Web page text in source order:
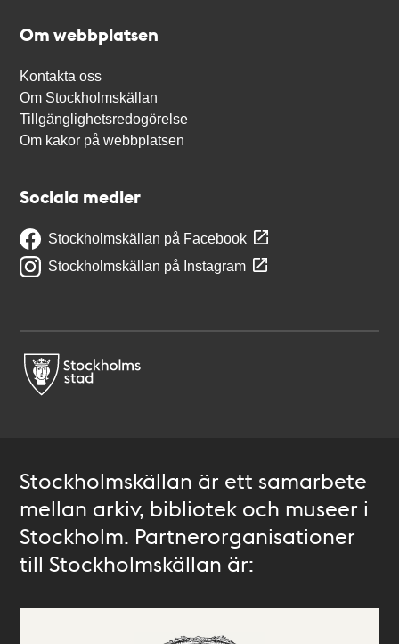
Om webbplatsen
Kontakta oss
Om Stockholmskällan
Tillgänglighetsredogörelse
Om kakor på webbplatsen
Sociala medier
Stockholmskällan på Facebook
Stockholmskällan på Instagram
Stockholmskällan är ett samarbete
mellan arkiv, bibliotek och museer i
Stockholm. Partnerorganisationer
till Stockholmskällan är: